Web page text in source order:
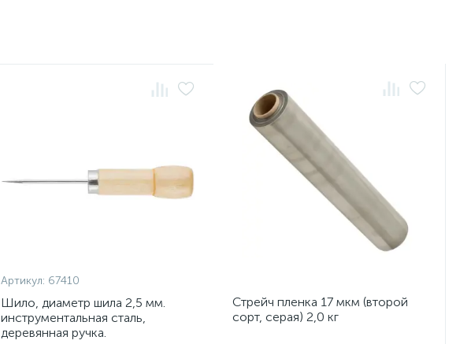
Артикул: 67410
Шило, диаметр шила 2,5 мм.
инструментальная сталь,
деревянная ручка.
Стрейч пленка 17 мкм (второй
сорт, серая) 2,0 кг